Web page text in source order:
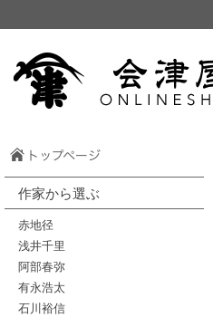
作家から選ぶ
赤地径
浅井千里
阿部春弥
有永浩太
石川裕信